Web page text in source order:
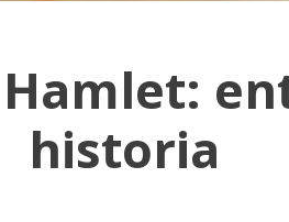
historia